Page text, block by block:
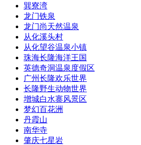
巽寮湾
龙门铁泉
龙门尚天然温泉
从化溪头村
从化望谷温泉小镇
珠海长隆海洋王国
英德奇洞温泉度假区
广州长隆欢乐世界
长隆野生动物世界
增城白水寨风景区
梦幻百花洲
丹霞山
南华寺
肇庆七星岩